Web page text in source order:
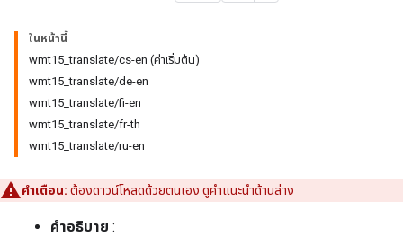
ในหน้านี้
wmt15_translate/cs-en (ค่าเริ่มต้น)
wmt15_translate/de-en
wmt15_translate/fi-en
wmt15_translate/fr-th
wmt15_translate/ru-en
คำเตือน: ต้องดาวน์โหลดด้วยตนเอง ดูคำแนะนำด้านล่าง
คำอธิบาย :